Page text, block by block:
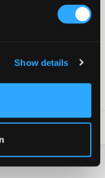
Show details